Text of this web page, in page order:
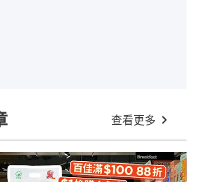
查看更多